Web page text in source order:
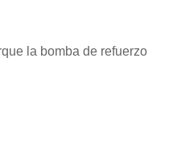
la bomba de refuerzo